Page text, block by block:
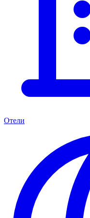
Отели